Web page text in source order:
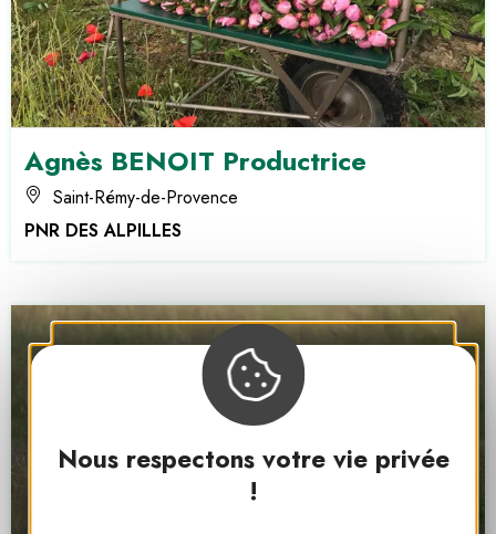
Nous respectons votre vie privée
!
Agnès BENOIT Productrice
Saint-Rémy-de-Provence
PNR DES ALPILLES